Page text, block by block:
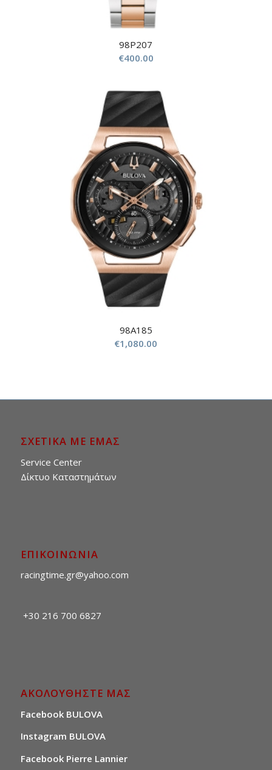
98P207
€400.00
98A185
€1,080.00
ΣΧΕΤΙΚΑ ΜΕ ΕΜΑΣ
Service Center
Δίκτυο Καταστημάτων
ΕΠΙΚΟΙΝΩΝΙΑ
racingtime.gr@yahoo.com
+30 216 700 6827
ΑΚΟΛΟΥΘΗΣΤΕ ΜΑΣ
Facebook BULOVA
Instagram BULOVA
Facebook Pierre Lannier